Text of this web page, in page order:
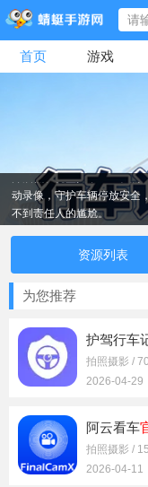
首页 游戏
种实用功能，适配车主日
心、更便捷。它支持停车
开启低功耗监控，一旦检测
动录像，守护车辆停放安全
不到责任人的尴尬。
资源列表
为您推荐
护驾行车
拍照摄影 /
2026-04-29
阿云看车
拍照摄影 /
2026-04-11